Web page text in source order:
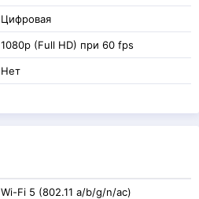
Цифровая
1080p (Full HD) при 60 fps
Нет
Wi-Fi 5 (802.11 a/b/g/n/ac)